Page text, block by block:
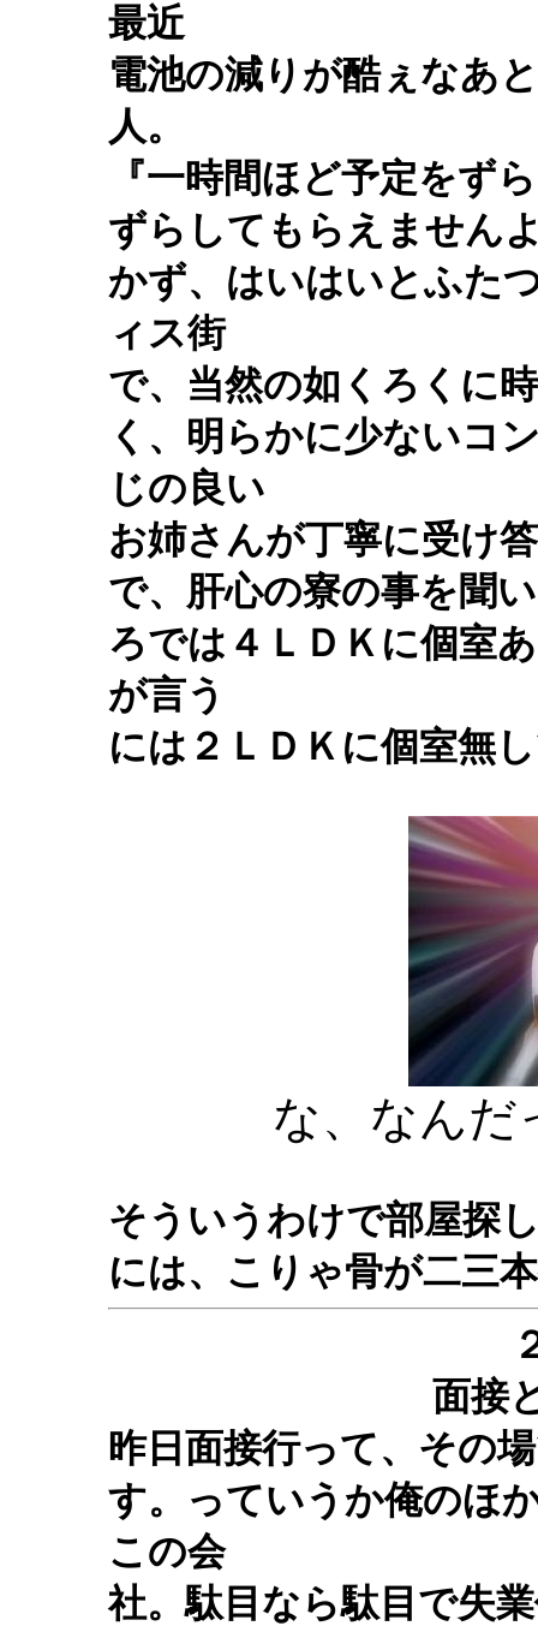
最近
電池の減りが酷ぇなあ
人。
『一時間ほど予定をず
ずらしてもらえません
かず、はいはいとふた
ィス街
で、当然の如くろくに
く、明らかに少ないコ
じの良い
お姉さんが丁寧に受け
で、肝心の寮の事を聞
ろでは４ＬＤＫに個室
が言う
には２ＬＤＫに個室無
な、なんだ
そういうわけで部屋探
には、こりゃ骨が二三
面接
昨日面接行って、その
す。っていうか俺のほ
この会
社。駄目なら駄目で失